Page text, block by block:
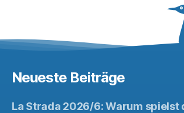
Neueste Beiträge
La Strada 2026/6: Warum spielst